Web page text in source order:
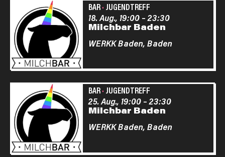
BAR· JUGENDTREFF
Milchbar Baden
18. Aug., 19:00–23:30
WERKK Baden, Baden
BAR· JUGENDTREFF
Milchbar Baden
25. Aug., 19:00–23:30
WERKK Baden, Baden